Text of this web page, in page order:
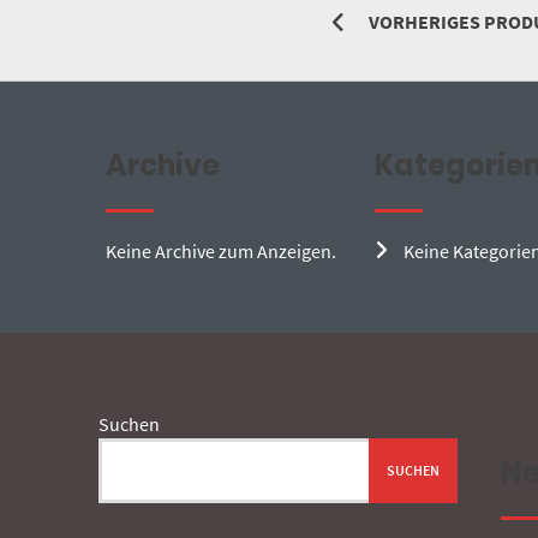
VORHERIGES
Archive
Keine Archive zum Anzeigen. Keine
Suchen
SUCHEN